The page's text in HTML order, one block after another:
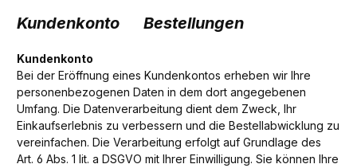
Kundenkonto Bestellungen
Kundenkonto
Bei der Eröffnung eines Kundenkontos erheben wir Ihre
personenbezogenen Daten in dem dort angegebenen
Umfang. Die Datenverarbeitung dient dem Zweck, Ihr
Einkaufserlebnis zu verbessern und die Bestellabwicklung zu
vereinfachen. Die Verarbeitung erfolgt auf Grundlage des
Art. 6 Abs. 1 lit. a DSGVO mit Ihrer Einwilligung. Sie können Ihre